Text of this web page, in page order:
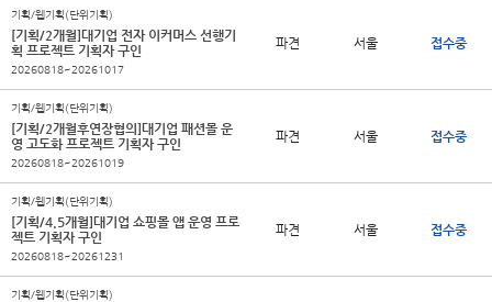
기획/웹기획(단위기획)
[기획/2개월]대기업 전자 이커머스 선행기
획 프로젝트 기획자 구인
20260818~20261017
파견 서울 접수중
기획/웹기획(단위기획)
[기획/2개월후연장협의]대기업 패션몰 운
영 고도화 프로젝트 기획자 구인
20260818~20261019
파견 서울 접수중
기획/웹기획(단위기획)
[기획/4.5개월]대기업 쇼핑몰 앱 운영 프로
젝트 기획자 구인
20260818~20261231
파견 서울 접수중
기획/웹기획(단위기획)